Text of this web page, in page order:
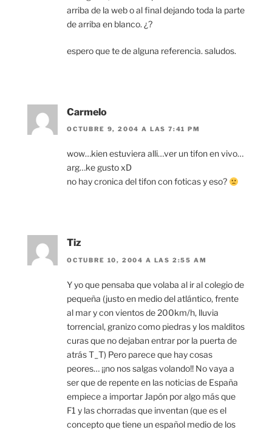
arriba de la web o al final dejando toda la parte
de arriba en blanco. ¿?
espero que te de alguna referencia. saludos.
Carmelo
OCTUBRE 9, 2004 A LAS 7:41 PM
wow…kien estuviera alli…ver un tifon en vivo…
arg…ke gusto xD
no hay cronica del tifon con foticas y eso?
Tiz
OCTUBRE 10, 2004 A LAS 2:55 AM
Y yo que pensaba que volaba al ir al colegio de
pequeña (justo en medio del atlántico, frente
al mar y con vientos de 200km/h, lluvia
torrencial, granizo como piedras y los malditos
curas que no dejaban entrar por la puerta de
atrás T_T) Pero parece que hay cosas
peores… ¡¡no nos salgas volando!! No vaya a
ser que de repente en las noticias de España
empiece a importar Japón por algo más que
F1 y las chorradas que inventan (que es el
concepto que tiene un español medio de los